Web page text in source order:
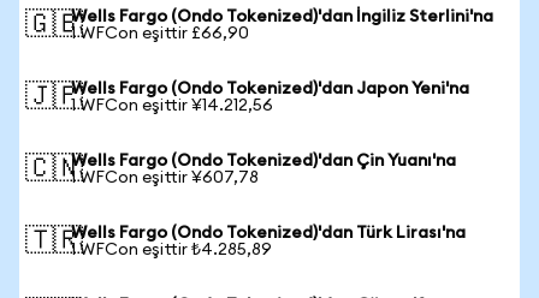
🇬🇧Wells Fargo (Ondo Tokenized)'dan İngiliz Sterlini'na
1 WFCon eşittir £66,90
🇯🇵Wells Fargo (Ondo Tokenized)'dan Japon Yeni'na
1 WFCon eşittir ¥14.212,56
🇨🇳Wells Fargo (Ondo Tokenized)'dan Çin Yuanı'na
1 WFCon eşittir ¥607,78
🇹🇷Wells Fargo (Ondo Tokenized)'dan Türk Lirası'na
1 WFCon eşittir ₺4.285,89